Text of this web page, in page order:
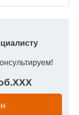
XXX